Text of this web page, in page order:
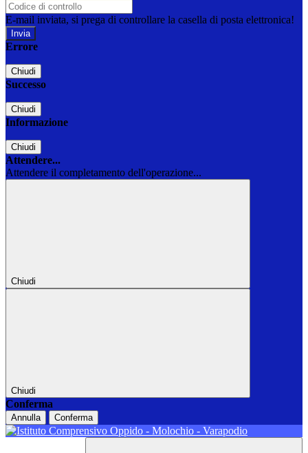
E-mail inviata, si prega di controllare la casella di posta elettronica!
Errore
Chiudi
Successo
Chiudi
Informazione
Chiudi
Attendere...
Attendere il completamento dell'operazione...
Chiudi
Chiudi
Conferma
Annulla Conferma